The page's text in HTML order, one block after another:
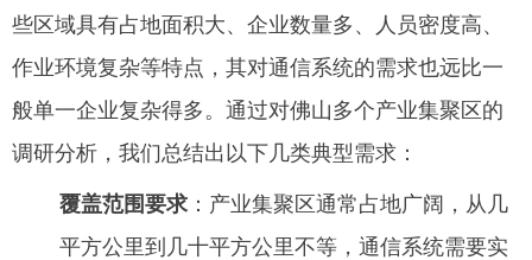
些区域具有占地面积大、企业数量多、人员密度高、
作业环境复杂等特点，其对通信系统的需求也远比一
般单一企业复杂得多。通过对佛山多个产业集聚区的
调研分析，我们总结出以下几类典型需求：
覆盖范围要求 ：产业集聚区通常占地广阔，从几
平方公里到几十平方公里不等，通信系统需要实